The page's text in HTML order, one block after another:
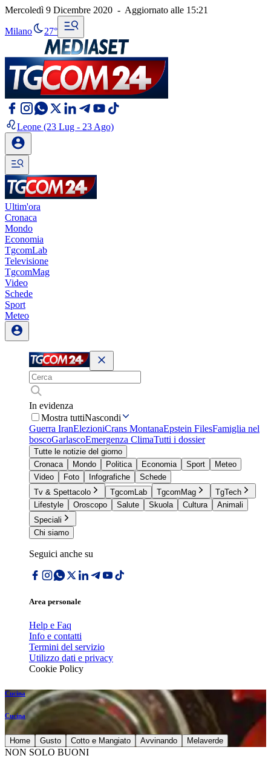
Mercoledì 9 Dicembre 2020 - Aggiornato alle 15:21
Milano 27°
Leone (23 Lug - 23 Ago)
Ultim'ora
Cronaca
Mondo
Economia
TgcomLab
Televisione
TgcomMag
Video
Schede
Sport
Meteo
In evidenza
Mostra tuttiNascondi
Guerra IranElezioniCrans MontanaEpstein FilesFamiglia nel
boscoGarlascoEmergenza ClimaTutti i dossier
Tutte le notizie del giorno
Cronaca
Mondo Politica Economia Sport
Meteo
Video
Foto Infografiche
Schede
Tv & Spettacolo
TgcomLab TgcomMag
TgTech
Lifestyle
Oroscopo Salute Skuola Cultura
Animali
Speciali
Chi siamo
Seguici anche su
Area personale
Help e Faq
Info e contatti
Termini del servizio
Utilizzo dati e privacy
Cookie Policy
Cucina
Cucina
Home Gusto Cotto e Mangiato Avvinando Melaverde
NON SOLO BUONI